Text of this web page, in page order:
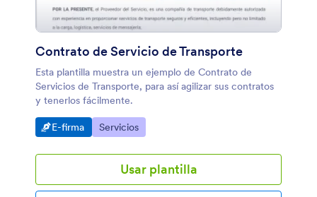
Contrato de Servicio de Transporte
Esta plantilla muestra un ejemplo de Contrato de
Servicios de Transporte, para así agilizar sus contratos
y tenerlos fácilmente.
Ir a Categoría:
E-firma Ir a Categoría:
Servicios
Usar plantilla